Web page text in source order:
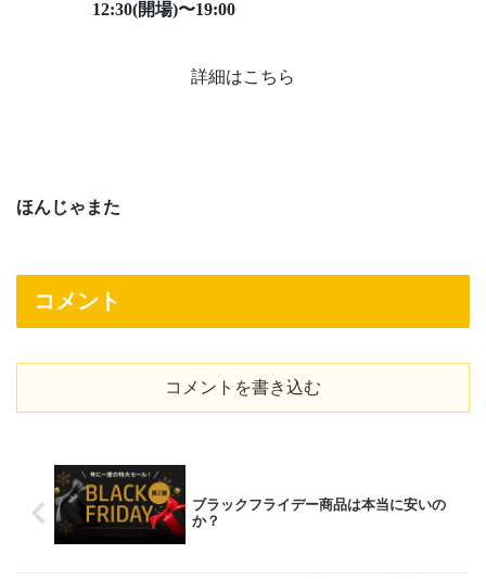
12:30(開場)〜19:00
詳細はこちら
ほんじゃまた
コメント
コメントを書き込む
ブラックフライデー商品は本当に安いの
か？